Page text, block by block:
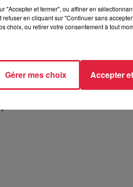
2019 à 0h00
"Accepter et fermer", ou affiner en
en cliquant sur "Continuer sans
choix, ou retirer votre consentement à tout
Gérer mes choix Accepter